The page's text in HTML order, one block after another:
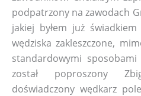
podpatrzony na zawodach
jakiej byłem już
wędziska zakleszczone,
standardowymi
został poproszony
doświadczony wędkarz